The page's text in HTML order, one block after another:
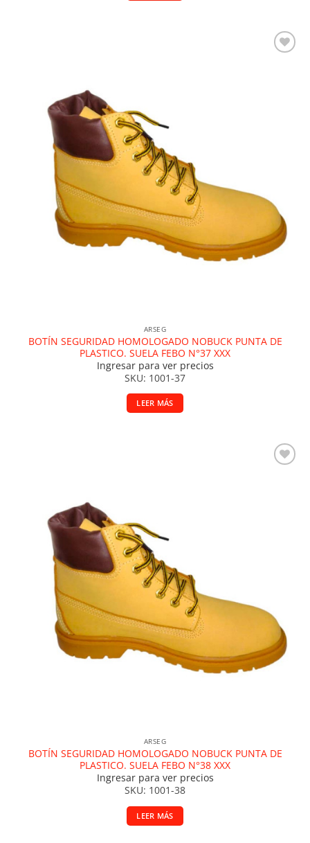
ARSEG
BOTÍN SEGURIDAD HOMOLOGADO NOBUCK PUNTA DE
PLASTICO. SUELA FEBO N°37 XXX
Ingresar para ver precios
SKU: 1001-37
LEER MÁS
ARSEG
BOTÍN SEGURIDAD HOMOLOGADO NOBUCK PUNTA DE
PLASTICO. SUELA FEBO N°38 XXX
Ingresar para ver precios
SKU: 1001-38
LEER MÁS